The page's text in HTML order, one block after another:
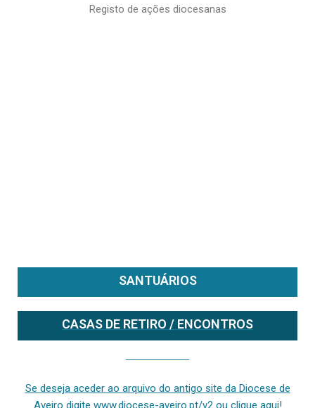
Registo de ações diocesanas
SANTUÁRIOS
CASAS DE RETIRO / ENCONTROS
Se deseja aceder ao arquivo do antigo site da Diocese de
Aveiro digite www.diocese-aveiro.pt/v2 ou clique aqui!